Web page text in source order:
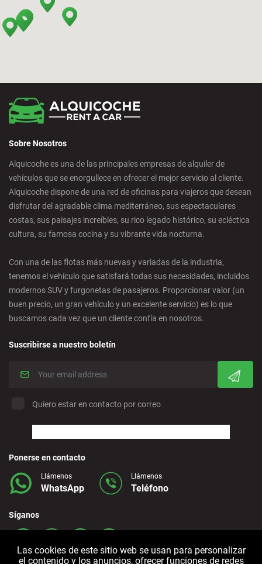
Bilbao - Deusto
Calpe - Ciudad
Castelldefels - Ciudad
Castellon - Ciudad
Castro Urdiales - Ciudad
Córdoba - Ciudad
Corralejo - Fuerteventura
Marbella - Estepona
Finestrat - Playa
Fuerteventura - Aeropuerto
Granada - Centro
Granada - Downtown
Sobre Nosotros
Alquicoche es una de las principales empresas de alquiler de
vehículos que se enorgullece en ofrecer el mejor servicio al cliente.
Alquicoche dispone de una red de oficinas para viajeros que desean
disfrutar del agradable clima mediterráneo, sus espectaculares
costas, sus paisajes increíbles, su rico legado histórico, su ecléctica
cultura, su famosa cocina y su vibrante vida nocturna.
Con una de las flotas más nuevas y variadas de la industria,
tenemos el vehículo que satisfará todas sus necesidades, incluidos
modernos SUV y furgonetas de pasajeros. Proporcionar valor (un
buen precio, un gran vehículo y un excelente servicio) es lo que
buscamos cada vez que un cliente confía en nosotros.
Suscribirse a nuestro boletín
Quiero estar en contacto por correo
Ponerse en contacto
Llámenos
WhatsApp
Llámenos
Teléfono
Síganos
Las cookies de este sitio web se usan para personalizar
el contenido y los anuncios, ofrecer funciones de redes